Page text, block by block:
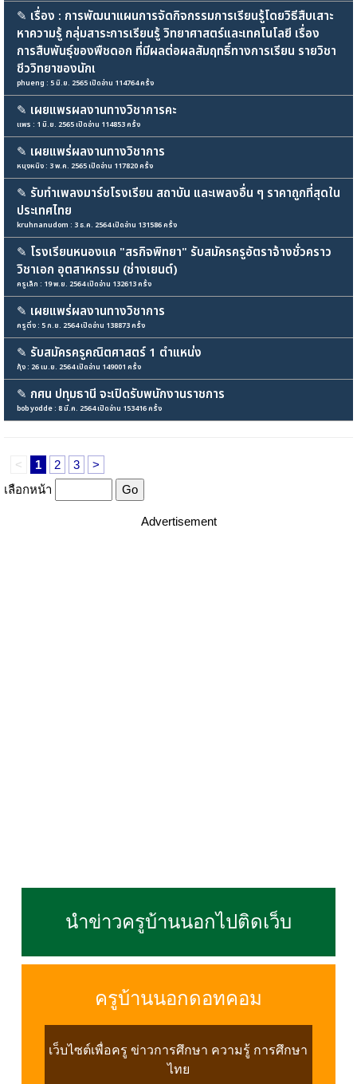
✎ เรื่อง : การพัฒนาแผนการจัดกิจกรรมการเรียนรู้โดยวิธีสืบเสาะ
หาความรู้ กลุ่มสาระการเรียนรู้ วิทยาศาสตร์และเทคโนโลยี เรื่อง
การสืบพันธุ์ของพืชดอก ที่มีผลต่อผลสัมฤทธิ์ทางการเรียน รายวิชา
ชีววิทยาของนักเ
phueng : 5 มิ.ย. 2565 เปิดอ่าน 114764 ครั้ง
✎ เผยแพรผลงานทางวิชาการคะ
แพร : 1 มิ.ย. 2565 เปิดอ่าน 114853 ครั้ง
✎ เผยแพร่ผลงานทางวิชาการ
หนุงหนิง : 3 พ.ค. 2565 เปิดอ่าน 117820 ครั้ง
✎ รับทำเพลงมาร์ชโรงเรียน สถาบัน และเพลงอื่น ๆ ราคาถูกที่สุดใน
ประเทศไทย
kruhnanudom : 3 ธ.ค. 2564 เปิดอ่าน 131586 ครั้ง
✎ โรงเรียนหนองแค "สรกิจพิทยา" รับสมัครครูอัตราจ้างชั่วคราว
วิชาเอก อุตสาหกรรม (ช่างเยนต์)
ครูเล็ก : 19 พ.ย. 2564 เปิดอ่าน 132613 ครั้ง
✎ เผยแพร่ผลงานทางวิชาการ
ครูติ่ง : 5 ก.ย. 2564 เปิดอ่าน 138873 ครั้ง
✎ รับสมัครครูคณิตศาสตร์ 1 ตำแหน่ง
กุ้ง : 26 เม.ย. 2564 เปิดอ่าน 149001 ครั้ง
✎ กศน ปทุมธานี จะเปิดรับพนักงานราชการ
bob yodde : 8 มี.ค. 2564 เปิดอ่าน 153416 ครั้ง
< 1 2 3
>
เลือกหน้า
Advertisement
นำข่าวครูบ้านนอกไปติดเว็บ
ครูบ้านนอกดอทคอม
เว็บไซต์เพื่อครู ข่าวการศึกษา ความรู้ การศึกษา
ไทย